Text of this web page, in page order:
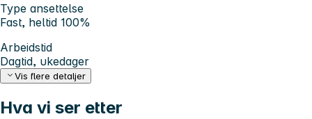
Type ansettelse
Fast, heltid 100%
Arbeidstid
Dagtid, ukedager
Vis flere detaljer
Hva vi ser etter